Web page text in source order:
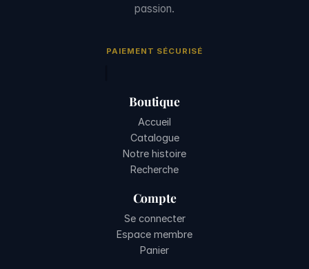
passion.
PAIEMENT SÉCURISÉ
Boutique
Accueil
Catalogue
Notre histoire
Recherche
Compte
Se connecter
Espace membre
Panier